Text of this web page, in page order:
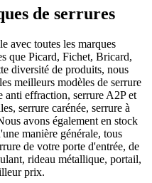
de serrures
avec toutes les marques
que Picard, Fichet, Bricard,
diversité de produits, nous
meilleurs modèles de serrure
anti effraction, serrure A2P et
serrure carénée, serrure à
avons également en stock
manière générale, tous
de votre porte d'entrée, de
rideau métallique, portail,
prix.